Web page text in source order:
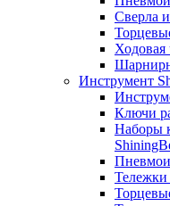
Сверла
Ходовая
Инструмент
Ключи
Наборы
Тележки